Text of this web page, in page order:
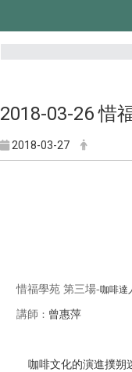
2018-03-26 惜
2018-03-27
惜福學苑 第三場-咖啡達
講師 ： 曾惠萍
咖啡文化的演進撲朔迷